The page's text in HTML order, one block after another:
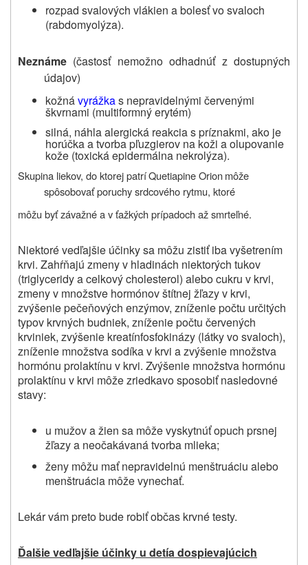
rozpad svalových vlákien a bolesť vo svaloch
(rabdomyolýza).
Neznáme (častosť nemožno odhadnúť z dostupných
údajov)
kožnávyrážkas nepravidelnými červenými
škvrnami (multiformný erytém)
silná, náhla alergická reakcia s príznakmi, ako je
horúčka a tvorba pľuzgierov na koži a olupovanie
kože (toxická epidermálna nekrolýza).
Skupina liekov, do ktorej patríQuetiapine Orionmôže
spôsobovať poruchy srdcového rytmu, ktoré
môžu byť závažné a v ťažkých prípadoch až smrteľné.
Niektoré vedľajšie účinky sa môžu zistiť iba vyšetrením
krvi. Zahŕňajú zmeny v hladinách niektorých tukov
(triglyceridy a celkový cholesterol) alebo cukru v krvi,
zmeny v množstve hormónov štítnej žľazy v krvi,
zvýšenie pečeňových enzýmov, zníženie počtu určitých
typov krvných budniek, zníženie počtu červených
krviniek, zvýšenie kreatínfosfokinázy (látky vo svaloch),
zníženie množstva sodíka v krvi a zvýšenie množstva
hormónu prolaktínu v krvi. Zvýšenie množstva hormónu
prolaktínu v krvi môže zriedkavo sposobiť nasledovné
stavy:
u mužov a žien sa môže vyskytnúť opuch prsnej
žľazy a neočakávaná tvorba mlieka;
ženy môžu mať nepravidelnú menštruáciu alebo
menštruácia môže vynechať.
Lekár vám preto bude robiť občas krvné testy.
Ďalšie vedľajšie účinky u detía dospievajúcich